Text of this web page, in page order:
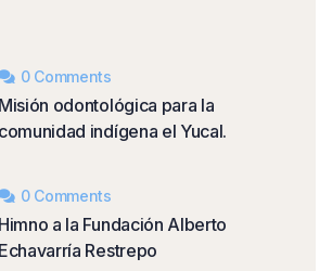
0 Comments
Misión odontológica para la
comunidad indígena el Yucal.
0 Comments
Himno a la Fundación Alberto
Echavarría Restrepo